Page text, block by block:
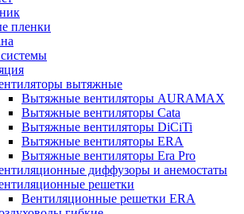
пленки
вытяжные
Вытяжные вентиляторы AURAMAX
Вытяжные вентиляторы Cata
Вытяжные вентиляторы DiCiTi
Вытяжные вентиляторы ERA
Вытяжные вентиляторы Era Pro
диффузоры и анемостаты
решетки
Вентиляционные решетки ERA